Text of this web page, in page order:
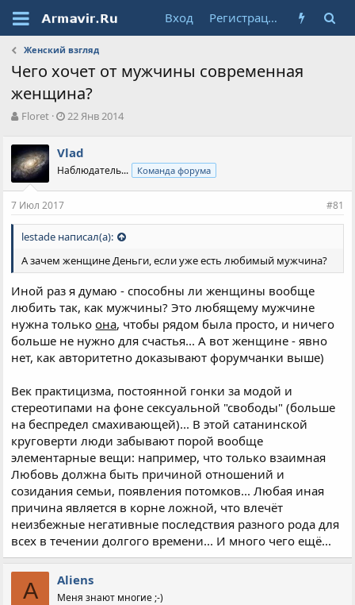
Вход Регистрация
Женский взгляд
Чего хочет от мужчины современная
женщина?
А
т
о
р
т
е
ы
Floret
Д
а
н
л
а
22 Янв 2014
Vlad
Наблюдатель... Команда форума
7 Июл 2017 #81
lestade написал(а):
А зачем женщине Деньги, если уже есть любимый мужчина?
Иной раз я думаю - способны ли женщины вообще
любить так, как мужчины? Это любящему мужчине
нужна толькоона, чтобы рядом была просто, и ничего
больше не нужно для счастья... А вот женщине - явно
нет, как авторитетно доказывают форумчанки выше)
Век практицизма, постоянной гонки за модой и
стереотипами на фоне сексуальной "свободы" (больше
на беспредел смахивающей)... В этой сатанинской
круговерти люди забывают порой вообще
элементарные вещи: например, что только взаимная
Любовь должна быть причиной отношений и
созидания семьи, появления потомков... Любая иная
причина является в корне ложной, что влечёт
неизбежные негативные последствия разного рода для
всех в течении долгого времени... И много чего ещё...
A Aliens
Меня знают многие ;-)